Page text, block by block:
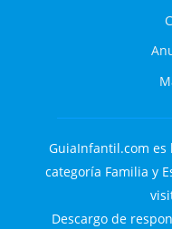
GuiaInfantil.com
categoría Familia y
Descargo de